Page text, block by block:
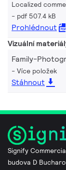
Localized
pdf 507.4 kB
Prohlédnout
Vizuální
Family-
Více položek
Stáhnout
Signify
budova D